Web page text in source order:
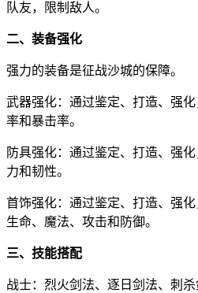
队友，限制敌人。
二、装备强化
强力的装备是征战沙城的保障。
武器强化：通过鉴定、打造、强
率和暴击率。
防具强化：通过鉴定、打造、强
力和韧性。
首饰强化：通过鉴定、打造、强
生命、魔法、攻击和防御。
三、技能搭配
战士：烈火剑法、逐日剑法、刺杀